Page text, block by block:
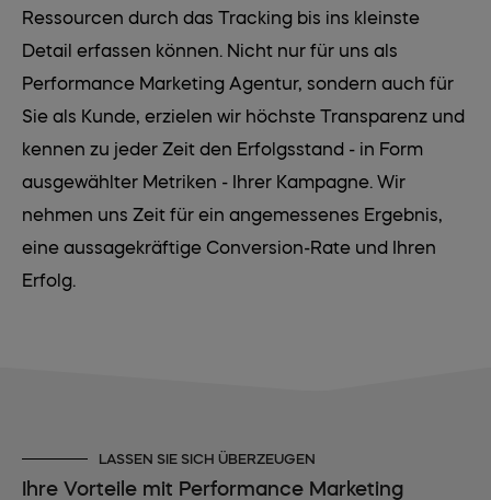
Ressourcen durch das Tracking bis ins kleinste
Detail erfassen können. Nicht nur für uns als
Performance Marketing Agentur, sondern auch für
Sie als Kunde, erzielen wir höchste Transparenz und
kennen zu jeder Zeit den Erfolgsstand - in Form
ausgewählter Metriken - Ihrer Kampagne. Wir
nehmen uns Zeit für ein angemessenes Ergebnis,
eine aussagekräftige Conversion-Rate und Ihren
Erfolg.
LASSEN SIE SICH ÜBERZEUGEN
Ihre Vorteile mit Performance Marketing